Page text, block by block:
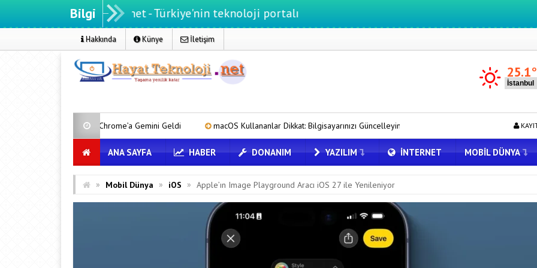
Bilgi- Türkiye'nin teknoloji portalı
Hakkında Künye İletişim
25.1
Chrome’a Gemini Geldi macOS Kullananlar Dikkat: Bilgisayarınızı Güncelleyin Honor Magic V6 Türkiye’de: İşte Fiyatı ve
ANA SAYFA HABER DONANIM YAZILIM İNTERNET MOBIL DÜNYA
» Mobil Dünya » iOS » Apple’ın Image Playground Aracı iOS 27 ile Yenileniyor